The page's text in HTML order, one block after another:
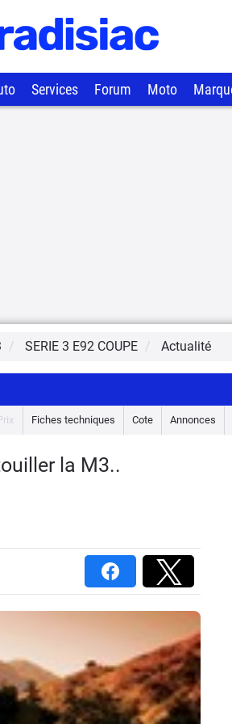
Services Forum Moto
SERIE 3 E92 COUPE Actualité
Fiches techniques Cote Annonces
la M3..